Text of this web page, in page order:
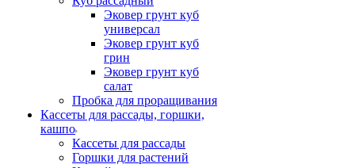
Эковер грунт куб
универсал
Эковер грунт куб
грин
Эковер грунт куб
салат
Пробка для проращивания
Кассеты для рассады, горшки,
кашпо
Кассеты для рассады
Горшки для растений